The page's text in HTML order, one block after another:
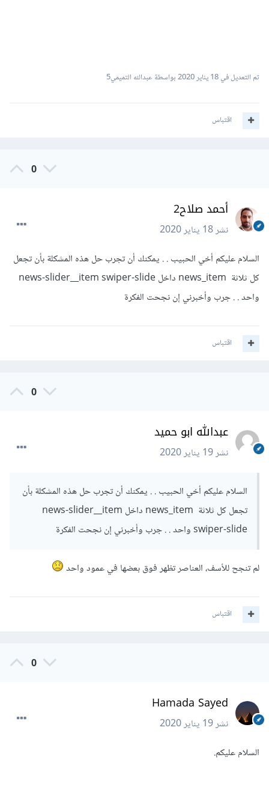
تم التعديل في18 يناير 2020 بواسطة عبدالله التميمي5
اقتباس
0
أحمد صلاح2
نشر18 يناير 2020
السلام عليكم أخي الحبيب . . يمكنك أن تجرب حل هذه المشكلة بأن تجعل
كل ثلاثة news_item داخل news-slider__item swiper-slide
واحد . . جرب وأخبرني إن نجحت الفكرة
اقتباس
0
عبدالله ابو حميد
نشر19 يناير 2020
السلام عليكم أخي الحبيب . . يمكنك أن تجرب حل هذه المشكلة بأن
تجعل كل ثلاثة news_item داخل news-slider__item
swiper-slide واحد . . جرب وأخبرني إن نجحت الفكرة
لم تنجح للأسف، العناصر تظهر فوق بعضها في عمود واحد
اقتباس
0
Hamada Sayed
نشر19 يناير 2020
السلام عليكم.